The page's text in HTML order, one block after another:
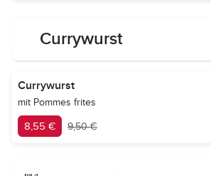
Currywurst
Currywurst
mit Pommes frites
8,55 € 9,50 €